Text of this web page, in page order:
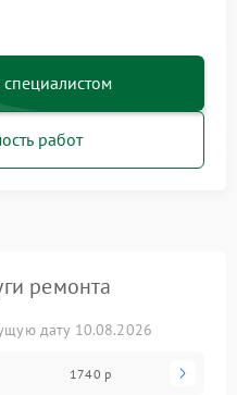
специалистом
работ
ремонта
дату 10.08.2026
1740 р